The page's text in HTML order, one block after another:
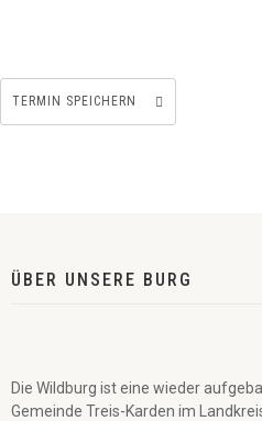
TERMIN SPEICHERN
ÜBER UNSERE BURG
Die Wildburg ist eine wieder
Gemeinde Treis-Karden im